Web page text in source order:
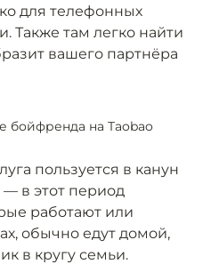
для телефонных
Также там легко найти
вашего партнёра
бойфренда на Taobao
пользуется в канун
— в этот период
работают или
обычно едут домой,
в кругу семьи.